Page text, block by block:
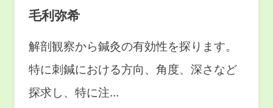
毛利弥希
解剖観察から鍼灸の有効性を探ります。
特に刺鍼における方向、角度、深さなど
探求し、特に注...